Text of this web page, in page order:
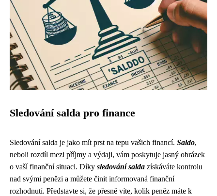
Sledování salda pro finance
Sledování salda je jako mít prst na tepu vašich financí. Saldo,
neboli rozdíl mezi příjmy a výdaji, vám poskytuje jasný obrázek
o vaší finanční situaci. Díky sledování salda získáváte kontrolu
nad svými penězi a můžete činit informovaná finanční
rozhodnutí. Představte si, že přesně víte, kolik peněz máte k